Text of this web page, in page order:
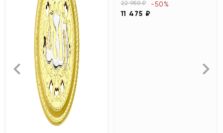
22 950 ₽
11 475 ₽
-50%